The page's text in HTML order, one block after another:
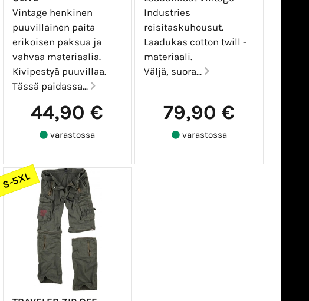
Vintage henkinen
puuvillainen paita
erikoisen paksua ja
vahvaa materiaalia.
Kivipestyä puuvillaa.
Tässä paidassa...
44,90 €
varastossa
Industries
reisitaskuhousut.
Laadukas cotton twill -
materiaali.
Väljä, suora...
79,90 €
varastossa
S-5XL